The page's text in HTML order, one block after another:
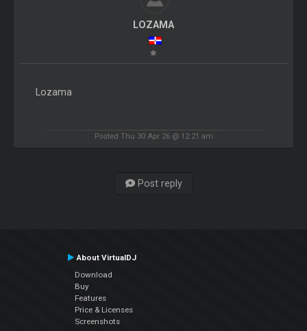
LOZAMA
Lozama
Posted Thu 30 Apr 26 @ 12:21 am
Post reply
About VirtualDJ
Download
Buy
Features
Price & Licenses
Screenshots